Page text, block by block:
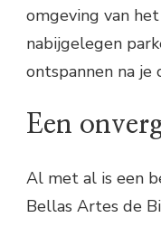
omgeving van
nabijgelegen
ontspannen na
Een
Al met al is een
Bellas Artes de